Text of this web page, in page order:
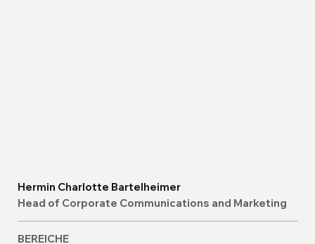
Hermin Charlotte Bartelheimer
Head of Corporate Communications and Marketing
BEREICHE